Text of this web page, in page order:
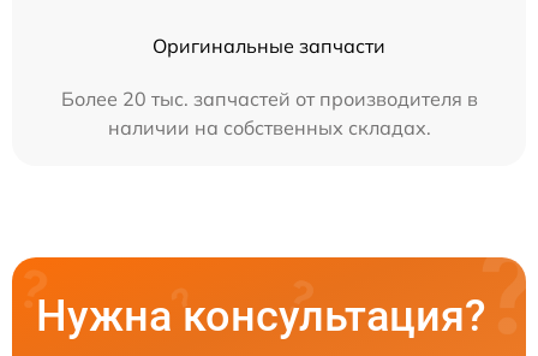
Оригинальные запчасти
Более 20 тыс. запчастей от производителя в
наличии на собственных складах.
Нужна консультация?